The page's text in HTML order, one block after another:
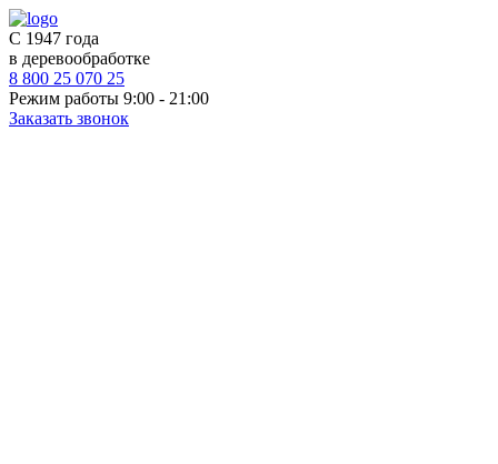
С 1947 года
в деревообработке
8 800 25 070 25
Режим работы 9:00 - 21:00
Заказать звонок